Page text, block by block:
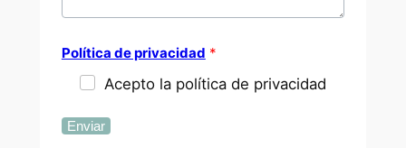
Política de privacidad
Acepto la política de privacidad
Enviar